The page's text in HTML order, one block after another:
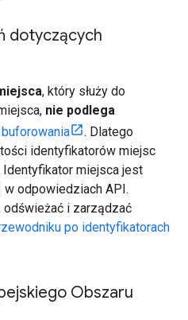
dotyczących
, który służy do
nie podlega
. Dlatego
identyfikatorów miejsc
miejsca jest
w odpowiedziach API.
odświeżać i zarządzać
po identyfikatorach
Obszaru